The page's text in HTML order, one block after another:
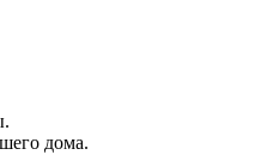
дома.